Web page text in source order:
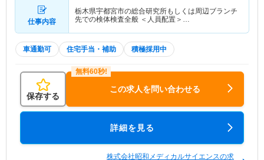
仕事内容
栃木県宇都宮市の総合研究所もしくは周辺ブランチ
先での検体検査全般 ＜人員配置＞…
車通勤可 住宅手当・補助 積極採用中
保存する
この求人を問い合わせる
詳細を見る
株式会社昭和メディカルサイエンスの求